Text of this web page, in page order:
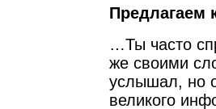
Предлагаем
…Ты часто
же своими
услышал, но
великого